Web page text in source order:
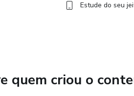
Estude do seu
quem criou o